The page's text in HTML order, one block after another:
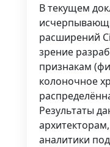
В текущем
расширений
зрение
признакам
колоночное
Результаты
аналитики